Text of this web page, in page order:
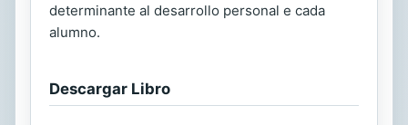
determinante al desarrollo personal e cada
alumno.
Descargar Libro